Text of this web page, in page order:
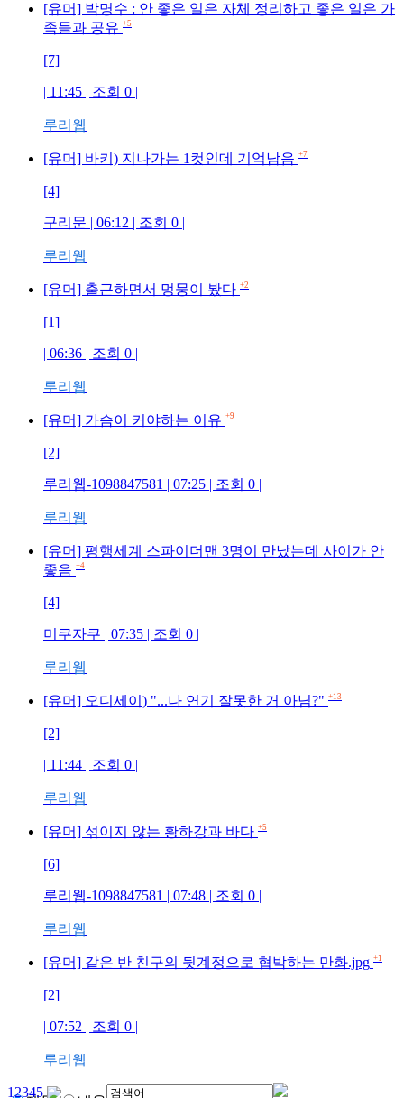
[유머] 박명수 : 안 좋은 일은 자체 정리하고 좋은 일은 가
족들과 공유 +5
[7]
| 11:45 | 조회 0 |
루리웹
[유머] 바키) 지나가는 1컷인데 기억남음 +7
[4]
구리문 | 06:12 | 조회 0 |
루리웹
[유머] 출근하면서 멍뭉이 봤다 +2
[1]
| 06:36 | 조회 0 |
루리웹
[유머] 가슴이 커야하는 이유 +9
[2]
루리웹-1098847581 | 07:25 | 조회 0 |
루리웹
[유머] 평행세계 스파이더맨 3명이 만났는데 사이가 안
좋음 +4
[4]
미쿠자쿠 | 07:35 | 조회 0 |
루리웹
[유머] 오디세이) "...나 연기 잘못한 거 아님?" +13
[2]
| 11:44 | 조회 0 |
루리웹
[유머] 섞이지 않는 황하강과 바다 +5
[6]
루리웹-1098847581 | 07:48 | 조회 0 |
루리웹
[유머] 같은 반 친구의 뒷계정으로 협박하는 만화.jpg +1
[2]
| 07:52 | 조회 0 |
루리웹
12345